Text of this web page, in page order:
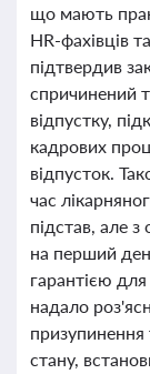
що мають
HR-фахівців
підтвердив
спричинений
відпустку,
кадрових
відпусток.
час
підстав, але
на перший
гарантією для
надало
призупинення
стану,